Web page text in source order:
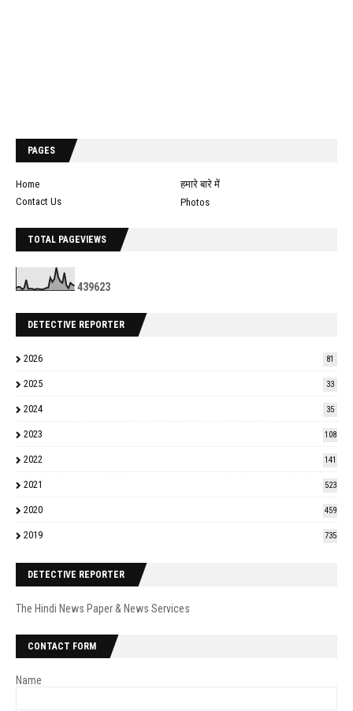
PAGES
Home
हमारे बारे में
Contact Us
Photos
TOTAL PAGEVIEWS
439623
DETECTIVE REPORTER
2026 81
2025 33
2024 35
2023 108
2022 141
2021 523
2020 459
2019 735
DETECTIVE REPORTER
The Hindi News Paper & News Services
CONTACT FORM
Name